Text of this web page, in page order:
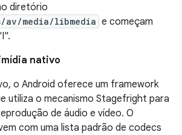
diretório
av/media/libmedia e começam
nativo
o Android oferece um framework
utiliza o mecanismo Stagefright para
de áudio e vídeo. O
com uma lista padrão de codecs